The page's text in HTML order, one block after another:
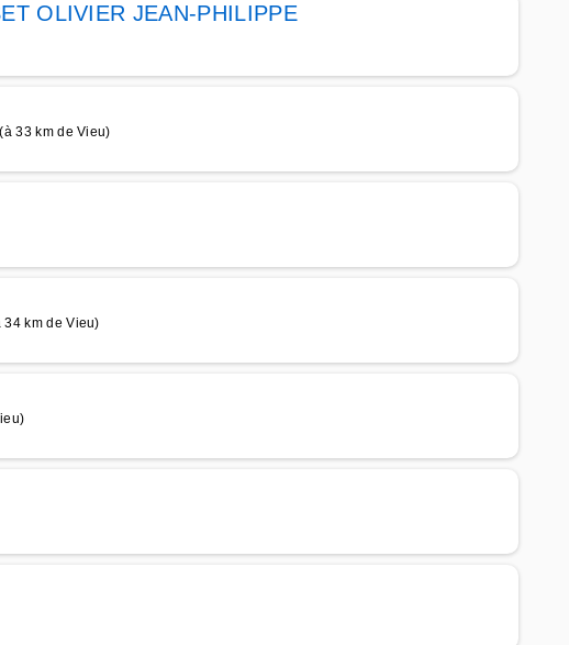
OLIVIER JEAN-PHILIPPE
33 km de Vieu)
km de Vieu)